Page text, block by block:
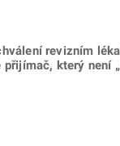
revizním
který není